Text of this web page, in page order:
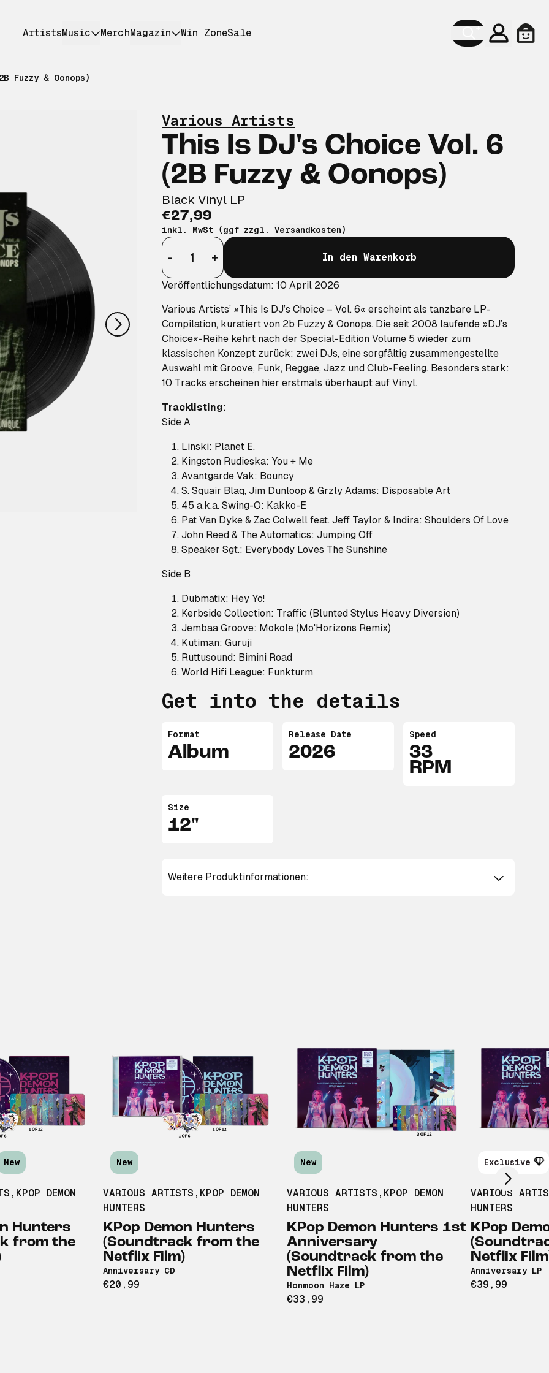
ArtistsMusic MerchMagazin Win ZoneSale
Konto
Fuzzy & Oonops)
nächstes
Various Artists
This Is DJ's Choice Vol. 6
(2B Fuzzy & Oonops)
Black Vinyl LP
€27,99
inkl. MwSt (ggf zzgl. Versandkosten)
Anzahl
-
+ In den Warenkorb
Veröffentlichungsdatum: 10 April 2026
Various Artists’ »This Is DJ’s Choice – Vol. 6« erscheint als tanzbare LP-
Compilation, kuratiert von 2b Fuzzy & Oonops. Die seit 2008 laufende »DJ’s
Choice«-Reihe kehrt nach der Special-Edition Volume 5 wieder zum
klassischen Konzept zurück: zwei DJs, eine sorgfältig zusammengestellte
Auswahl mit Groove, Funk, Reggae, Jazz und Club-Feeling. Besonders stark:
10 Tracks erscheinen hier erstmals überhaupt auf Vinyl.
Tracklisting:
Side A
Linski: Planet E.
Kingston Rudieska: You + Me
Avantgarde Vak: Bouncy
S. Squair Blaq, Jim Dunloop & Grzly Adams: Disposable Art
45 a.k.a. Swing-O: Kakko-E
Pat Van Dyke & Zac Colwell feat. Jeff Taylor & Indira: Shoulders Of Love
John Reed & The Automatics: Jumping Off
Speaker Sgt.: Everybody Loves The Sunshine
Side B
Dubmatix: Hey Yo!
Kerbside Collection: Traffic (Blunted Stylus Heavy Diversion)
Jembaa Groove: Mokole (Mo'Horizons Remix)
Kutiman: Guruji
Ruttusound: Bimini Road
World Hifi League: Funkturm
Get into the details
Format
Album
Release Date
2026
Speed
33
RPM
Size
12"
Weitere Produktinformationen:
New
, KPOP DEMON
Hunters
from the
New
VARIOUS ARTISTS , KPOP DEMON
HUNTERS
KPop Demon Hunters
(Soundtrack from the
Netflix Film)
Anniversary CD
€20,99
New
VARIOUS ARTISTS , KPOP DEMON
HUNTERS
KPop Demon Hunters 1st
Anniversary
(Soundtrack from the
Netflix Film)
Honmoon Haze LP
€33,99
Exclusive
VARIOUS
HUNTERS
KPop
Netflix
Anniversary LP
€39,99
Scroll right